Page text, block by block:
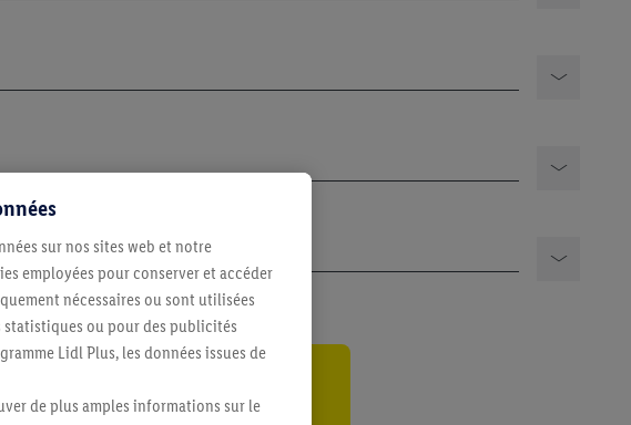
au courant
sur nos sites web et notre
employées pour conserver et accéder
nécessaires ou sont utilisées
ou pour des publicités
Lidl Plus, les données issues de
de plus amples informations sur le